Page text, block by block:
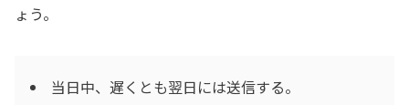
ょう。
当日中、遅くとも翌日には送信する。